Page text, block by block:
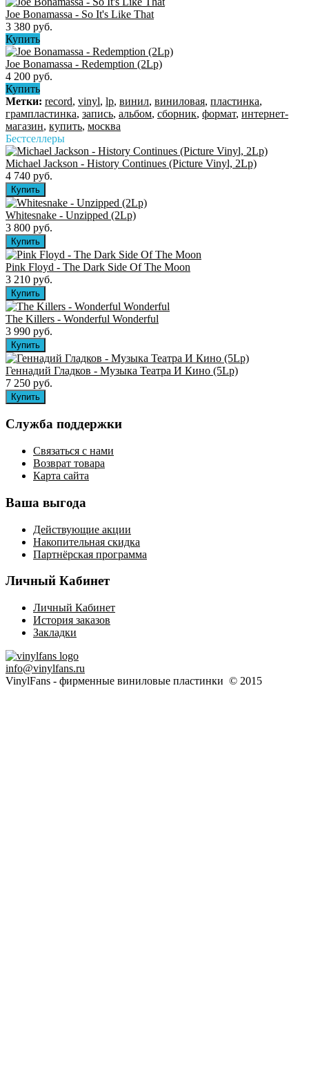
Joe Bonamassa - So It's Like That
3 380 руб.
Купить
Joe Bonamassa - Redemption (2Lp)
4 200 руб.
Купить
Метки: record, vinyl, lp, винил, виниловая, пластинка,
грампластинка, запись, альбом, сборник, формат, интернет-
магазин, купить, москва
Бестселлеры
Michael Jackson - History Continues (Picture Vinyl, 2Lp)
4 740 руб.
Whitesnake - Unzipped (2Lp)
3 800 руб.
Pink Floyd - The Dark Side Of The Moon
3 210 руб.
The Killers ‎- Wonderful Wonderful
3 990 руб.
Геннадий Гладков - Музыка Театра И Кино (5Lp)
7 250 руб.
Служба поддержки
Связаться с нами
Возврат товара
Карта сайта
Ваша выгода
Действующие акции
Накопительная скидка
Партнёрская программа
Личный Кабинет
Личный Кабинет
История заказов
Закладки
info@vinylfans.ru
VinylFans - фирменные виниловые пластинки © 2015